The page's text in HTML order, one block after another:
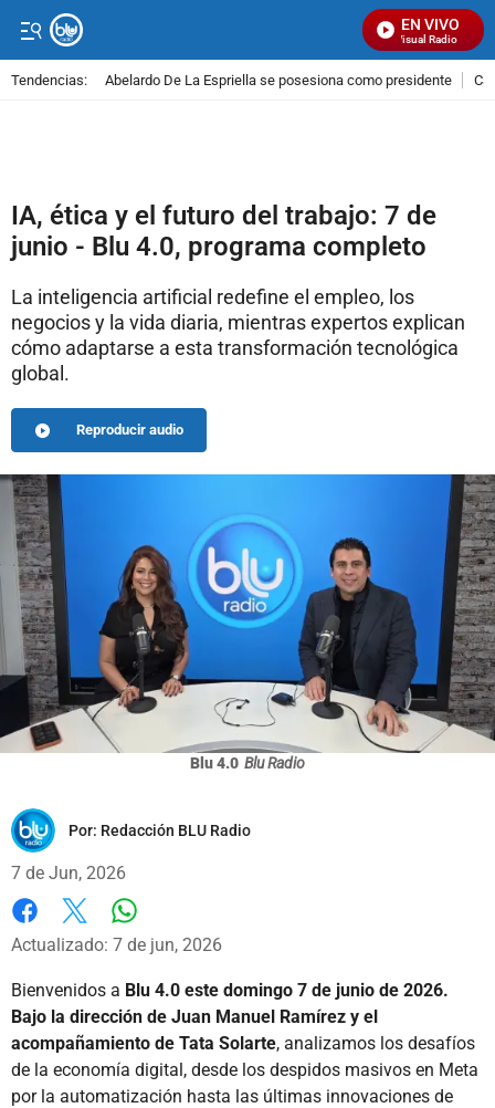
EN VIVO
Señal Visual Radio
Tendencias: Abelardo De La Espriella se posesiona como presidente
IA, ética y el futuro del trabajo: 7 de
junio - Blu 4.0, programa completo
La inteligencia artificial redefine el empleo, los
negocios y la vida diaria, mientras expertos explican
cómo adaptarse a esta transformación tecnológica
global.
Reproducir audio
Blu 4.0 Blu Radio
Por: Redacción BLU Radio
7 de Jun, 2026
Facebook
X
Actualizado: 7 de jun, 2026
Bienvenidos a Blu 4.0 este domingo 7 de junio de 2026.
Bajo la dirección de Juan Manuel Ramírez y el
acompañamiento de Tata Solarte, analizamos los desafíos
de la economía digital, desde los despidos masivos en Meta
por la automatización hasta las últimas innovaciones de